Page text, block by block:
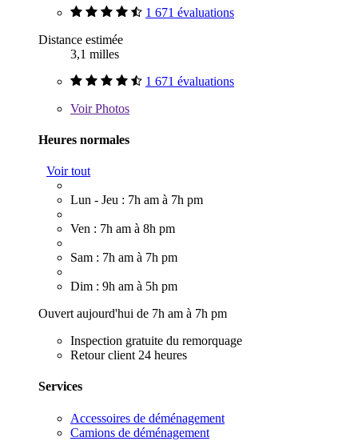
1 671 évaluations
Distance estimée
3,1 milles
1 671 évaluations
VoirPhotos
Heures normales
Voir tout
Lun - Jeu : 7h am à 7h pm
Ven : 7h am à 8h pm
Sam : 7h am à 7h pm
Dim : 9h am à 5h pm
Ouvert aujourd'hui de 7h am à 7h pm
Inspection gratuite du remorquage
Retour client 24 heures
Services
Accessoires de déménagement
Camions de déménagement